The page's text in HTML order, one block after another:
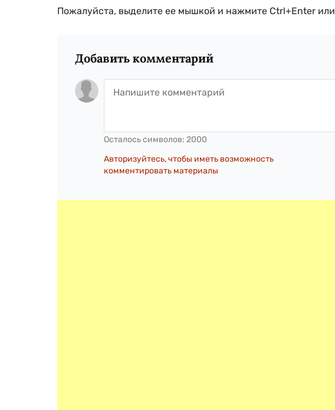
Пожалуйста, выделите ее мышкой и нажмите Ctrl+Enter или
Добавить комментарий
Осталось символов: 2000
Авторизуйтесь, чтобы иметь возможность
комментировать материалы